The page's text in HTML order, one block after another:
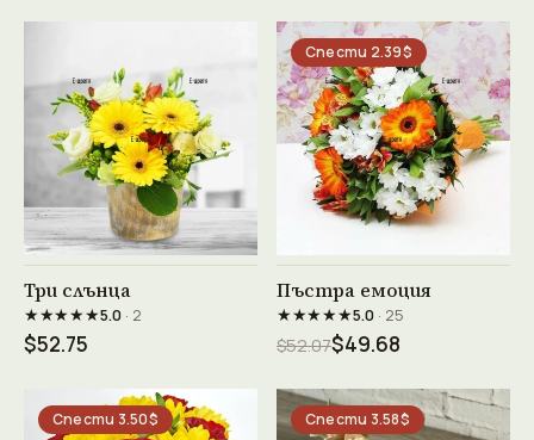
Виж продукта →
Три слънца
★★★★★5.0· 2
$52.75
Спести 2.39$
Виж продукта →
Пъстра емоция
★★★★★5.0· 25
$52.07$49.68
Спести 3.50$ Спести 3.58$